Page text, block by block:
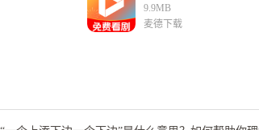
9.9MB
麦德下载